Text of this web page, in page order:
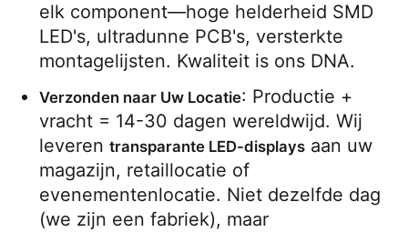
elk component—hoge helderheid SMD
LED's, ultradunne PCB's, versterkte
montagelijsten. Kwaliteit is ons DNA.
Verzonden naar Uw Locatie: Productie +
vracht = 14-30 dagen wereldwijd. Wij
leveren transparante LED-displays aan uw
magazijn, retaillocatie of
evenementenlocatie. Niet dezelfde dag
(we zijn een fabriek), maar